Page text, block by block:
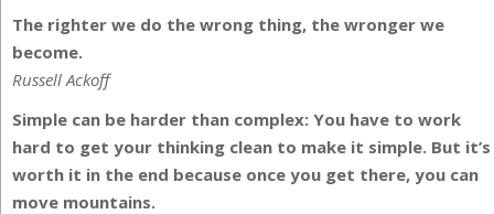
The righter we do the wrong thing, the wronger we
become.
Russell Ackoff
Simple can be harder than complex: You have to work
hard to get your thinking clean to make it simple. But it’s
worth it in the end because once you get there, you can
move mountains.